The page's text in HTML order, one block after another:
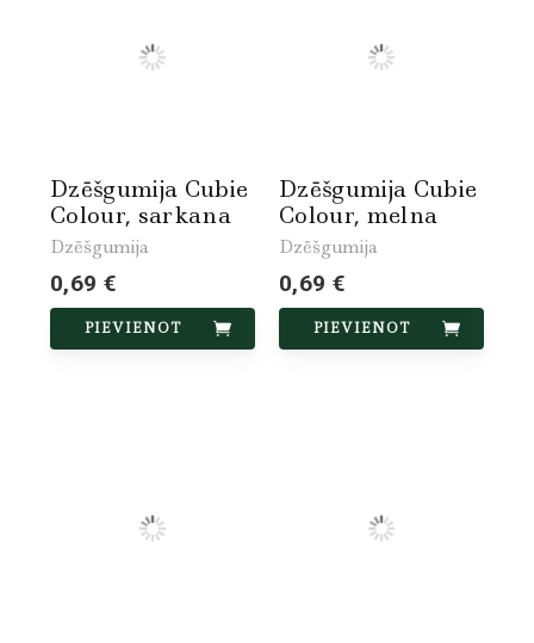
Dzēšgumija Cubie
Colour, sarkana
Dzēšgumija
0,69 €
PIEVIENOT
Dzēšgumija Cubie
Colour, melna
Dzēšgumija
0,69 €
PIEVIENOT